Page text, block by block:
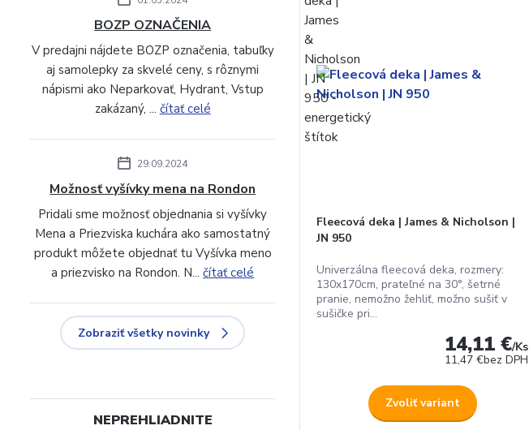
Fleecová deka | James & Nicholson |
JN 950
Univerzálna fleecová deka, rozmery:
130x170cm, prateľné na 30°, šetrné
pranie, nemožno žehliť, možno sušiť v
sušičke pri...
14,11 €/Ks
11,47 €bez DPH
Zvoliť variant
BOZP OZNAČENIA
V predajni nájdete BOZP označenia, tabuľky
aj samolepky za skvelé ceny, s rôznymi
nápismi ako Neparkovať, Hydrant, Vstup
zakázaný, ... čítať celé
29.09.2024
Možnosť vyšívky mena na Rondon
Pridali sme možnosť objednania si vyšívky
Mena a Priezviska kuchára ako samostatný
produkt môžete objednať tu Vyšívka meno
a priezvisko na Rondon. N...čítať celé
Zobraziť všetky novinky
NEPREHLIADNITE